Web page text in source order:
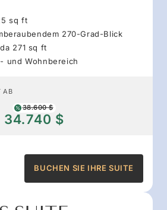
sq ft
270-Grad-Blick
271 sq ft
und Wohnbereich
AB
38.600 $
34.740 $
BUCHEN SIE IHRE SUITE